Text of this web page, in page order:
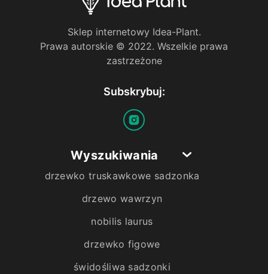
Sklep internetowy Idea-Plant.
Prawa autorskie © 2022. Wszelkie prawa
zastrzeżone
Subskrybuj:
Wyszukiwania
drzewko truskawkowe sadzonka
drzewo wawrzyn
nobilis laurus
drzewko figowe
świdośliwa sadzonki